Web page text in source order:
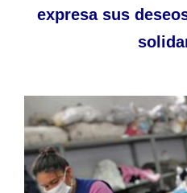
expresa sus